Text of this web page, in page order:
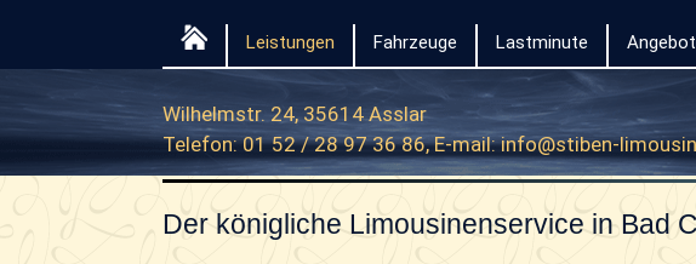
Leistungen Fahrzeuge Lastminute
Wilhelmstr. 24, 35614 Asslar
Telefon: 01 52 / 28 97 36 86, E-mail:info@stiben-
Der königliche Limousinenservice in Bad